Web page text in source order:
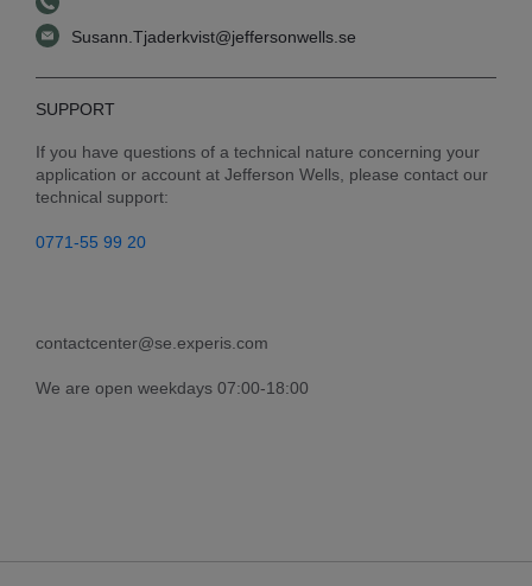
Susann.Tjaderkvist@jeffersonwells.se
SUPPORT
If you have questions of a technical nature concerning your
application or account at Jefferson Wells, please contact our
technical support:
0771-55 99 20
contactcenter@se.experis.com
We are open weekdays 07:00-18:00